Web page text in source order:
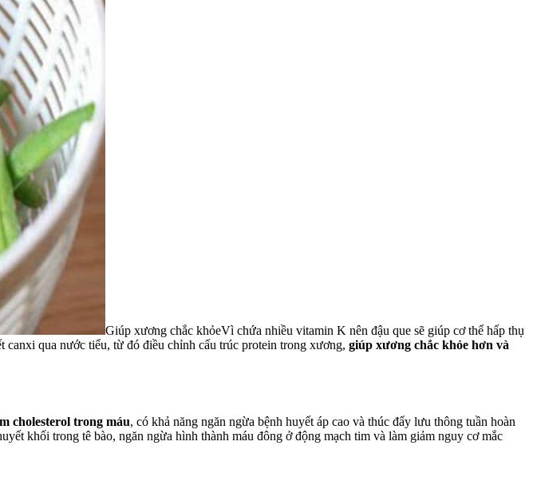
Giúp xương chắc khỏeVì chứa nhiều vitamin K nên đậu que sẽ giúp cơ thể hấp thụ
qua nước tiểu, từ đó điều chỉnh cấu trúc protein trong xương, giúp xương chắc khỏe hơn và
cholesterol trong máu, có khả năng ngăn ngừa bệnh huyết áp cao và thúc đẩy lưu thông tuần hoàn
khối trong tê bào, ngăn ngừa hình thành máu đông ở động mạch tim và làm giảm nguy cơ mắc